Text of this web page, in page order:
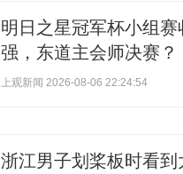
明日之星冠军杯小组
强，东道主会师决赛？
上观新闻 2026-08-06 22:24:54
浙江男子划桨板时看